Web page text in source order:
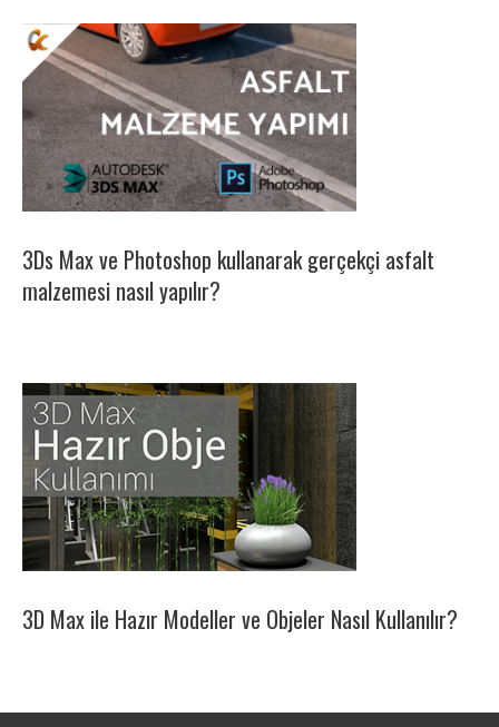
3Ds Max ve Photoshop kullanarak gerçekçi asfalt
malzemesi nasıl yapılır?
3D Max ile Hazır Modeller ve Objeler Nasıl Kullanılır?